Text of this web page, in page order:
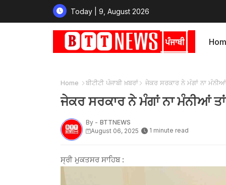
Today | 9, August 2026
Home ਬੀਟੀਟੀ ਪੰਜਾਬੀ ਖ਼ਬਰਾਂ ਜੇਕਰ ਸਰਕਾਰ ਨੇ ਮੰਗਾਂ ਨਾ
ਜੇਕਰ ਸਰਕਾਰ ਨੇ ਮੰਗਾਂ ਨਾ ਮੰਨੀਆਂ
By - BTTNEWS
August 06, 2025
1 minute read
ਸ੍ਰੀ ਮੁਕਤਸਰ ਸਾਹਿਬ :